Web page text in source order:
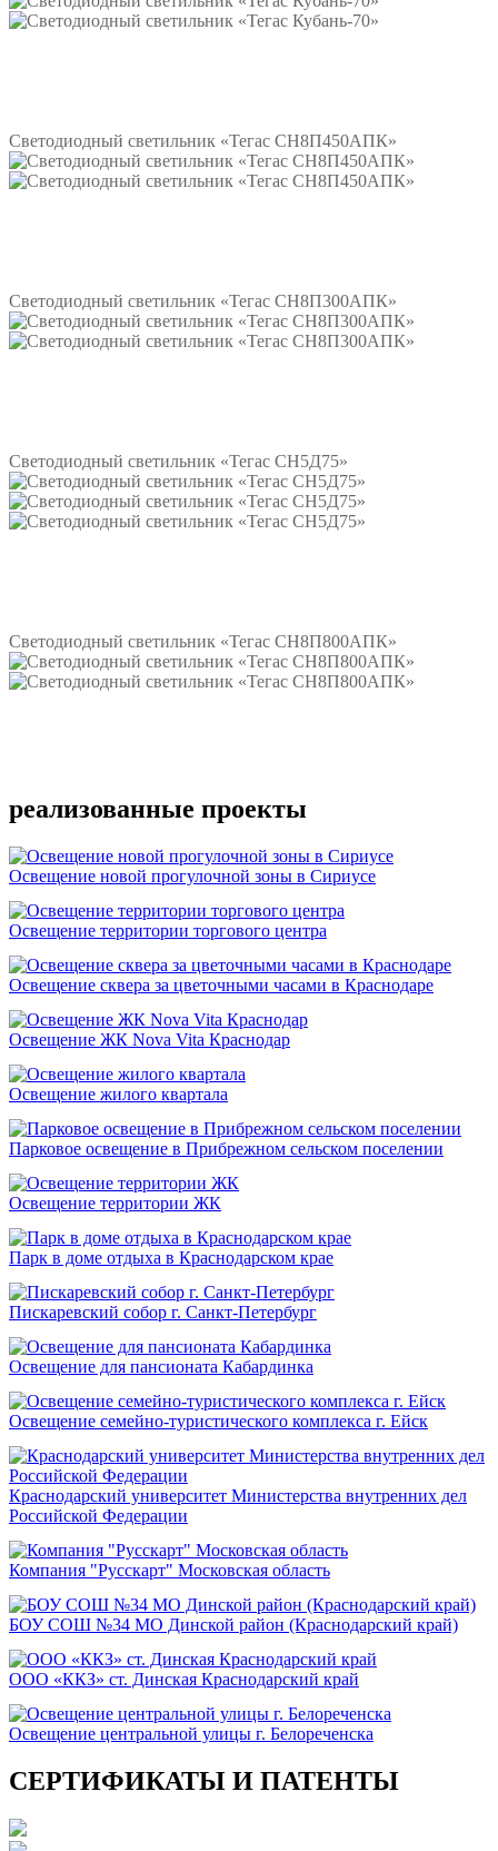
Светодиодный светильник «Тегас СН8П450АПК»
Светодиодный светильник «Тегас СН8П300АПК»
Светодиодный светильник «Тегас СН5Д75»
Светодиодный светильник «Тегас СН8П800АПК»
реализованные проекты
Освещение новой прогулочной зоны в Сириусе
Освещение территории торгового центра
Освещение сквера за цветочными часами в Краснодаре
Освещение ЖК Nova Vita Краснодар
Освещение жилого квартала
Парковое освещение в Прибрежном сельском поселении
Освещение территории ЖК
Парк в доме отдыха в Краснодарском крае
Пискаревский собор г. Санкт-Петербург
Освещение для пансионата Кабардинка
Освещение семейно-туристического комплекса г. Ейск
Краснодарский университет Министерства внутренних дел
Российской Федерации
Компания "Русскарт" Московская область
БОУ СОШ №34 МО Динской район (Краснодарский край)
ООО «ККЗ» ст. Динская Краснодарский край
Освещение центральной улицы г. Белореченска
СЕРТИФИКАТЫ И ПАТЕНТЫ